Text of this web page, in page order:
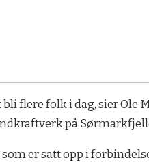
flere folk i dag, sier Ole
på
er satt opp i